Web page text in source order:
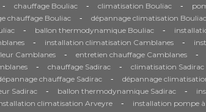
- chauffage Bouliac - climatisation Bouliac -
chauffage Bouliac - dépannage climatisation Bouliac
- ballon thermodynamique Bouliac -
- installation climatisation Camblanes -
Camblanes - entretien chauffage Camblanes -
- chauffage Sadirac - climatisation Sadirac
chauffage Sadirac - dépannage
Sadirac - ballon thermodynamique Sadirac -
climatisation Arveyre - installation pompe